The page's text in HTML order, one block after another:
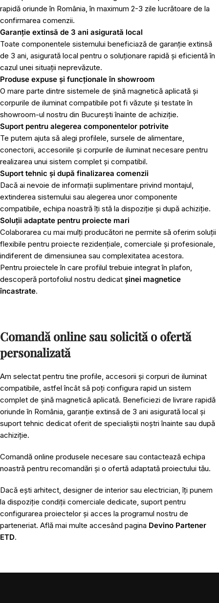
rapidă oriunde în România, în maximum 2-3 zile lucrătoare de la
confirmarea comenzii.
Garanție extinsă de 3 ani asigurată local
Toate componentele sistemului beneficiază de garanție extinsă
de 3 ani, asigurată local pentru o soluționare rapidă și eficientă în
cazul unei situații neprevăzute.
Produse expuse și funcționale în showroom
O mare parte dintre sistemele de șină magnetică aplicată și
corpurile de iluminat compatibile pot fi văzute și testate în
showroom-ul nostru din București înainte de achiziție.
Suport pentru alegerea componentelor potrivite
Te putem ajuta să alegi profilele, sursele de alimentare,
conectorii, accesoriile și corpurile de iluminat necesare pentru
realizarea unui sistem complet și compatibil.
Suport tehnic și după finalizarea comenzii
Dacă ai nevoie de informații suplimentare privind montajul,
extinderea sistemului sau alegerea unor componente
compatibile, echipa noastră îți stă la dispoziție și după achiziție.
Soluții adaptate pentru proiecte mari
Colaborarea cu mai mulți producători ne permite să oferim soluții
flexibile pentru proiecte rezidențiale, comerciale și profesionale,
indiferent de dimensiunea sau complexitatea acestora.
Pentru proiectele în care profilul trebuie integrat în plafon,
descoperă portofoliul nostru dedicat șinei magnetice
încastrate.
Comandă online sau solicită o ofertă
personalizată
Am selectat pentru tine profile, accesorii și corpuri de iluminat
compatibile, astfel încât să poți configura rapid un sistem
complet de șină magnetică aplicată. Beneficiezi de livrare rapidă
oriunde în România, garanție extinsă de 3 ani asigurată local și
suport tehnic dedicat oferit de specialiștii noștri înainte sau după
achiziție.
Comandă online produsele necesare sau contactează echipa
noastră pentru recomandări și o ofertă adaptată proiectului tău.
Dacă ești arhitect, designer de interior sau electrician, îți punem
la dispoziție condiții comerciale dedicate, suport pentru
configurarea proiectelor și acces la programul nostru de
parteneriat. Află mai multe accesând pagina Devino Partener
ETD.